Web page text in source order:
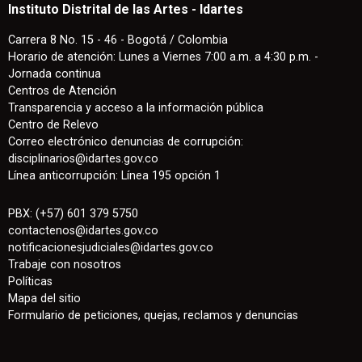
Instituto Distrital de las Artes - Idartes
Carrera 8 No. 15 - 46 - Bogotá / Colombia
Horario de atención: Lunes a Viernes 7:00 a.m. a 4:30 p.m. -
Jornada continua
Centros de Atención
Transparencia y acceso a la información pública
Centro de Relevo
Correo electrónico denuncias de corrupción:
disciplinarios@idartes.gov.co
Línea anticorrupción: Línea 195 opción 1
PBX: (+57) 601 379 5750
contactenos@idartes.gov.co
notificacionesjudiciales@idartes.gov.co
Trabaje con nosotros
Políticas
Mapa del sitio
Formulario de peticiones, quejas, reclamos y denuncias